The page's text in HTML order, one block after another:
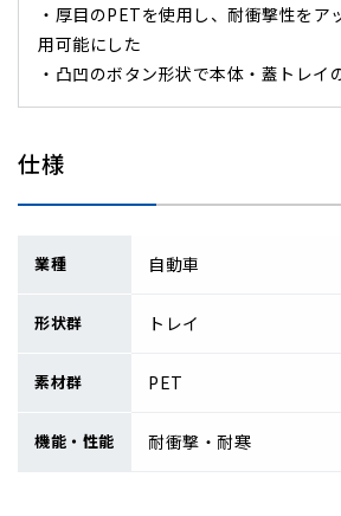
・厚目のPETを使用し、耐衝撃性をア
用可能にした
・凸凹のボタン形状で本体・蓋トレイ
仕様
業種 自動車
形状群 トレイ
素材群 PET
機能・性能 耐衝撃・耐寒